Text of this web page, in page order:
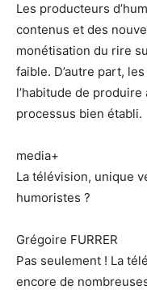
Les producteurs
contenus et des
monétisation du rire
faible. D’autre part,
l’habitude de
processus bien établi.
media+
La télévision, unique
humoristes ?
Grégoire FURRER
Pas seulement ! La
encore de